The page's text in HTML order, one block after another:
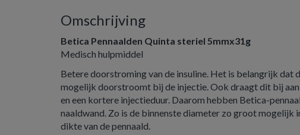
Omschrijving
Betica Pennaalden Quinta steriel 5mmx31g
Medisch hulpmiddel
Betere doorstroming van de insuline. Het is belangrijk dat
mogelijk doorstroomt bij de injectie. Ook draagt dit bij
en een kortere injectieduur. Daarom hebben Betica-
naaldwand. Zo is de binnenste diameter zo groot mogelijk
dikte van de pennaald.